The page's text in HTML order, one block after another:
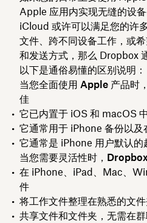
Apple 应用内实现无缝的设
iCloud 或许可以满足您的许
文件、跨不同设备工作，或
和发送方式，那么 Dropbox
以下是通俗易懂的区别说明：
当您全面使用 Apple 产品时
佳
它已内置于 iOS 和 macOS 中
它通常用于 iPhone 备份以
它通常是 iPhone 用户默认的
当您需要灵活性时，
在 iPhone、iPad、Mac、
件
将工作文件整理在熟悉的文
共享文件和文件夹，无需在